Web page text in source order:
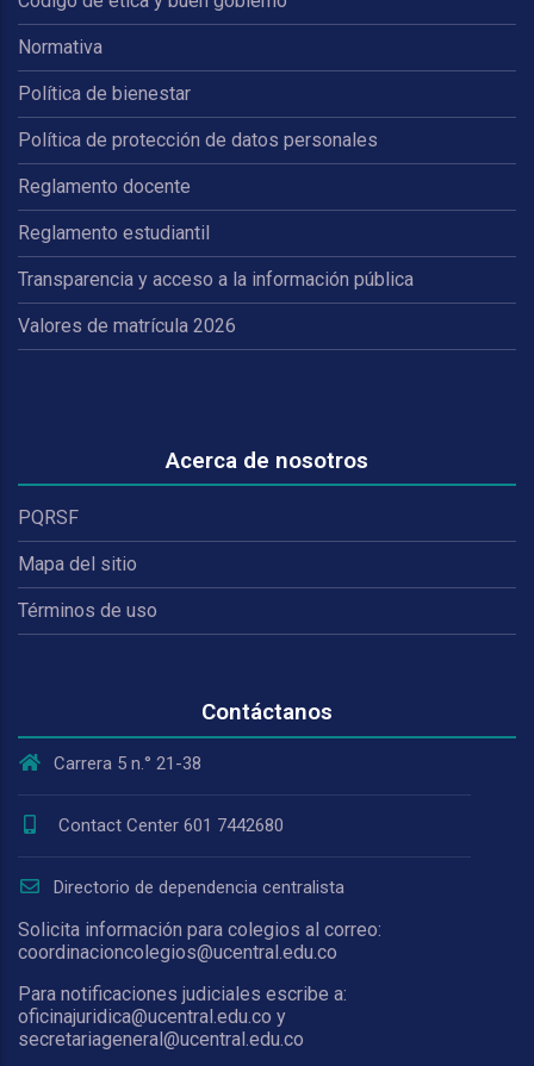
Normativa
Política de bienestar
Política de protección de datos personales
Reglamento docente
Reglamento estudiantil
Transparencia y acceso a la información pública
Valores de matrícula 2026
Acerca de nosotros
PQRSF
Mapa del sitio
Términos de uso
Contáctanos
Carrera 5 n.° 21-38
Contact Center 601 7442680
Directorio de dependencia centralista
Solicita información para colegios al correo:
coordinacioncolegios@ucentral.edu.co
Para notificaciones judiciales escribe a:
oficinajuridica@ucentral.edu.co y
secretariageneral@ucentral.edu.co